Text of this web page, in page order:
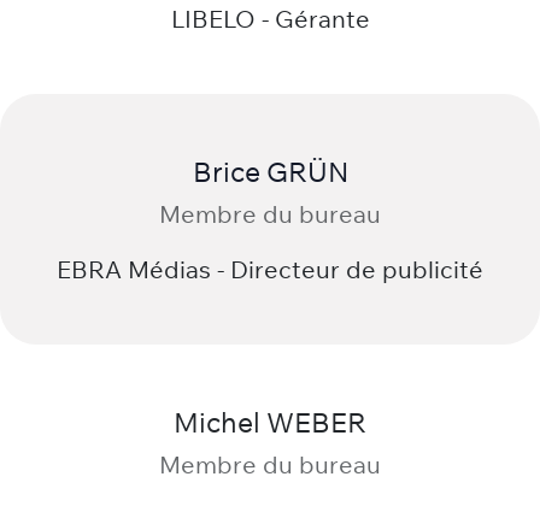
LIBELO - Gérante